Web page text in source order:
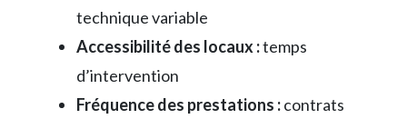
technique variable
Accessibilité des locaux :temps
d’intervention
Fréquence des prestations :contrats